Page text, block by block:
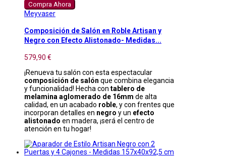
Compra Ahora
Meyvaser
Composición de Salón en Roble Artisan y
Negro con Efecto Alistonado- Medidas...
579,90 €
¡Renueva tu salón con esta espectacular
composición de salón que combina elegancia
y funcionalidad! Hecha con tablero de
melamina aglomerado de 16mm de alta
calidad, en un acabado roble, y con frentes que
incorporan detalles en negro y un efecto
alistonado en madera, ¡será el centro de
atención en tu hogar!